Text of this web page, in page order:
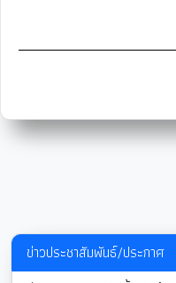
ข่าวประชาสัมพันธ์/ประกาศ